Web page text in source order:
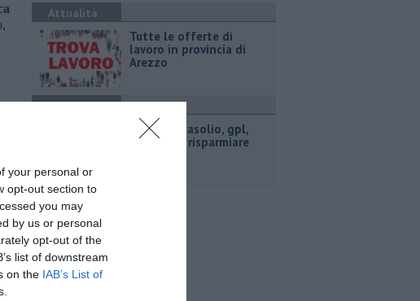
your personal or
opt-out section to
you may
by us or personal
opt-out of the
list of downstream
on the IAB’s List of
Attualità
​Tutte le offerte di
lavoro in provincia di
Arezzo
Attualità
​Benzina, gasolio, gpl,
ecco dove risparmiare